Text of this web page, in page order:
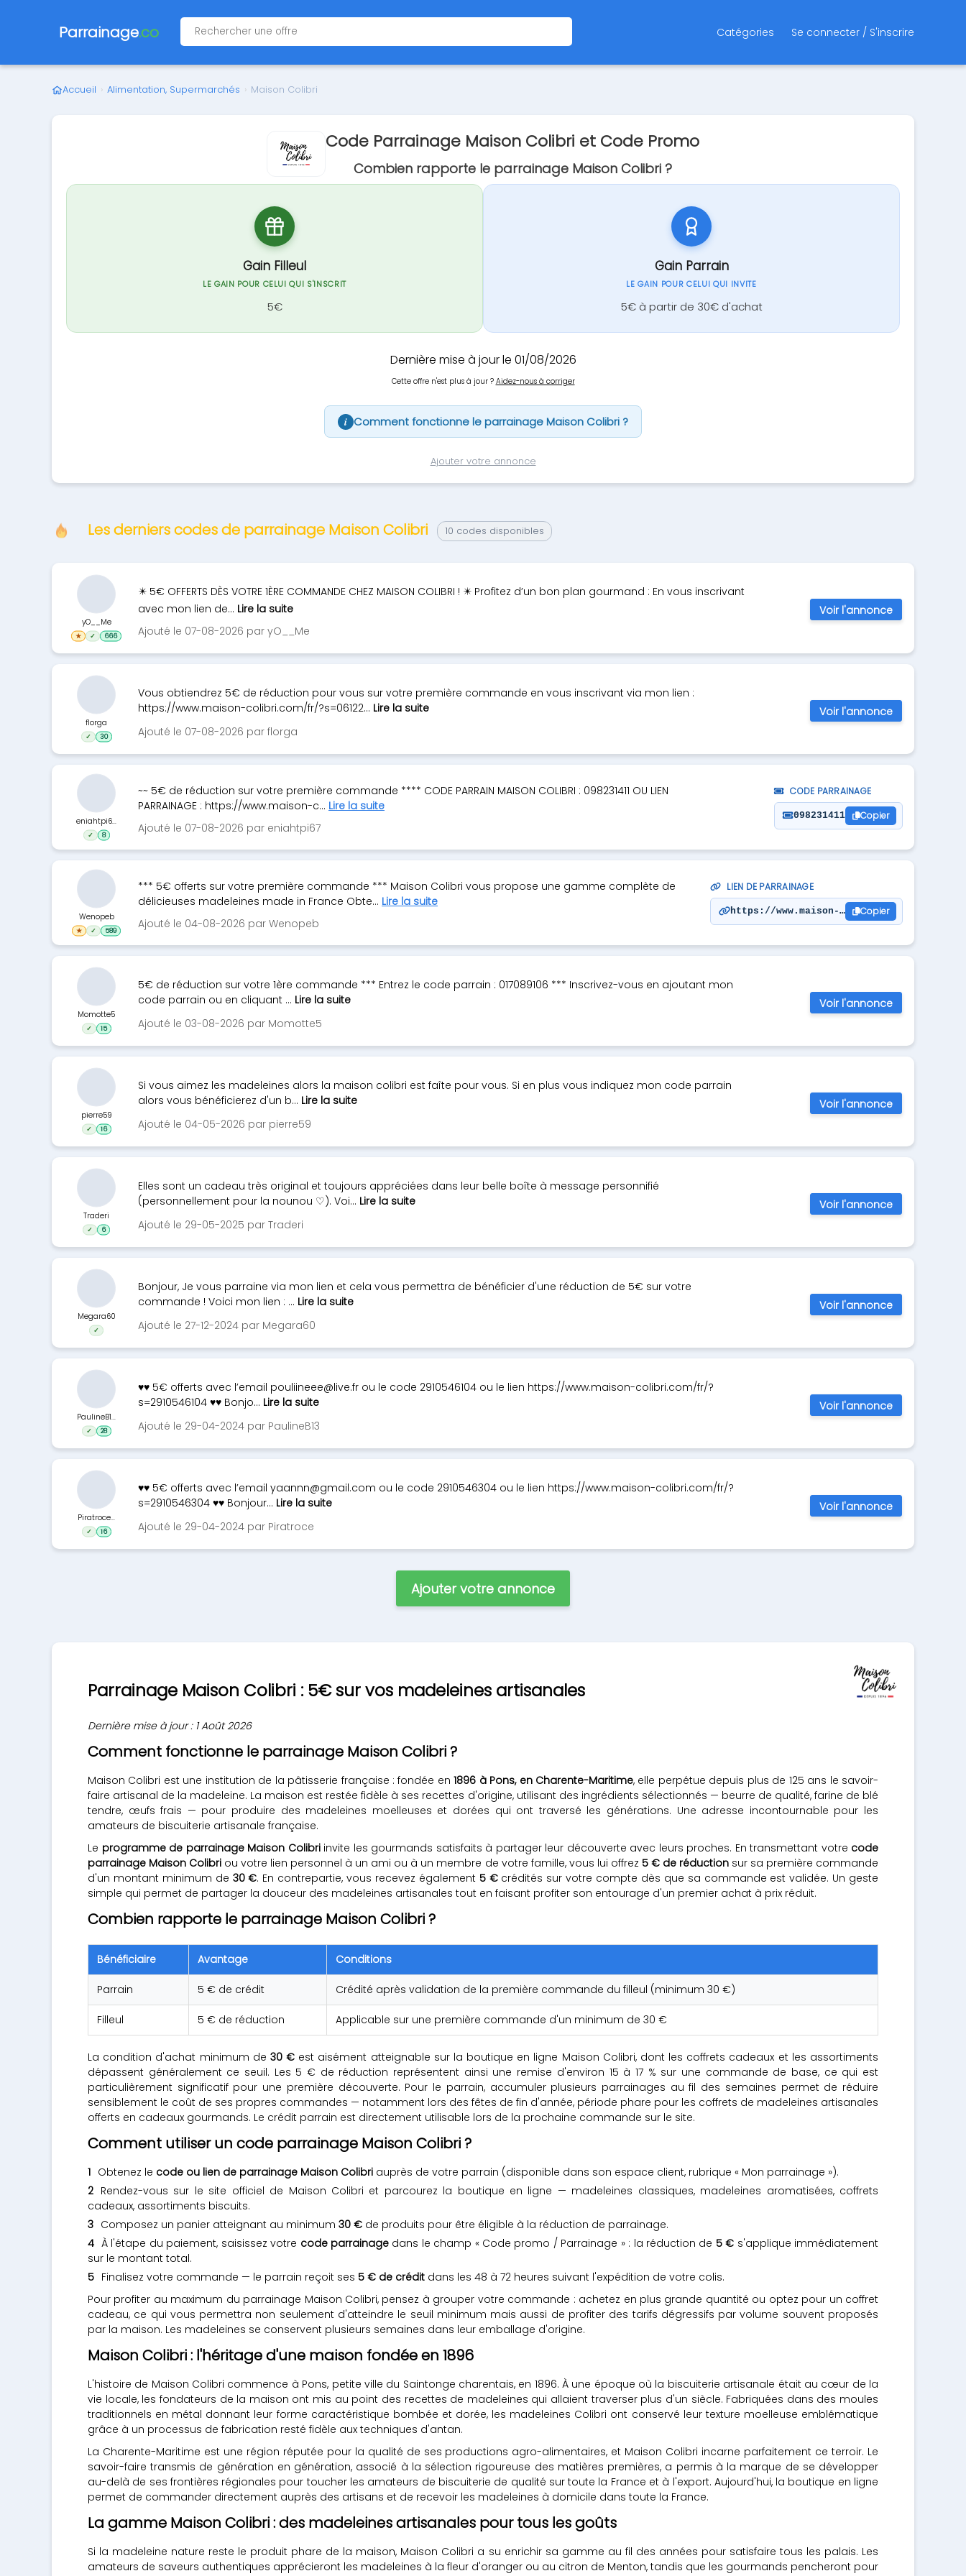
Parrainage.co Catégories Se connecter / S'inscrire
Accueil › Alimentation, Supermarchés › Maison Colibri
Code Parrainage Maison Colibri et Code Promo
Combien rapporte le parrainage Maison Colibri ?
Gain Filleul
LE GAIN POUR CELUI QUI S'INSCRIT
5€
Gain Parrain
LE GAIN POUR CELUI QUI INVITE
5€ à partir de 30€ d'achat
Dernière mise à jour le 01/08/2026
Cette offre n'est plus à jour ? Aidez-nous à corriger
i Comment fonctionne le parrainage Maison Colibri ?
Ajouter votre annonce
Les derniers codes de parrainage Maison Colibri 10 codes disponibles
✴️ 5€ OFFERTS DÈS VOTRE 1ÈRE COMMANDE CHEZ MAISON COLIBRI ! ✴️ Profitez d’un bon plan gourmand : En vous inscrivant
avec mon lien de... Lire la suite
Ajouté le 07-08-2026 par yO__Me
yO__Me
★ ✓ 666
Voir l'annonce
Vous obtiendrez 5€ de réduction pour vous sur votre première commande en vous inscrivant via mon lien :
https://www.maison-colibri.com/fr/?s=06122... Lire la suite
Ajouté le 07-08-2026 par florga
florga
✓ 30
Voir l'annonce
~~ 5€ de réduction sur votre première commande **** CODE PARRAIN MAISON COLIBRI : 098231411 OU LIEN
PARRAINAGE : https://www.maison-c... Lire la suite
Ajouté le 07-08-2026 par eniahtpi67
CODE PARRAINAGE
098231411 Copier
eniahtpi6...
✓ 8
*** 5€ offerts sur votre première commande *** Maison Colibri vous propose une gamme complète de
délicieuses madeleines made in France Obte... Lire la suite
Ajouté le 04-08-2026 par Wenopeb
LIEN DE PARRAINAGE
https://www.maison-colibri.com/fr/
Copier
Wenopeb
★ ✓ 589
5€ de réduction sur votre 1ère commande *** Entrez le code parrain : 017089106 *** Inscrivez-vous en ajoutant mon
code parrain ou en cliquant ... Lire la suite
Ajouté le 03-08-2026 par Momotte5
Momotte5
✓ 15
Voir l'annonce
Si vous aimez les madeleines alors la maison colibri est faîte pour vous. Si en plus vous indiquez mon code parrain
alors vous bénéficierez d'un b... Lire la suite
Ajouté le 04-05-2026 par pierre59
pierre59
✓ 16
Voir l'annonce
Elles sont un cadeau très original et toujours appréciées dans leur belle boîte à message personnifié
(personnellement pour la nounou ♡). Voi... Lire la suite
Ajouté le 29-05-2025 par Traderi
Traderi
✓ 6
Voir l'annonce
Bonjour, Je vous parraine via mon lien et cela vous permettra de bénéficier d'une réduction de 5€ sur votre
commande ! Voici mon lien : ... Lire la suite
Ajouté le 27-12-2024 par Megara60
Megara60
✓
Voir l'annonce
♥♥ 5€ offerts avec l’email pouliineee@live.fr ou le code 2910546104 ou le lien https://www.maison-colibri.com/fr/?
s=2910546104 ♥♥ Bonjo... Lire la suite
Ajouté le 29-04-2024 par PaulineB13
PaulineB1...
✓ 28
Voir l'annonce
♥♥ 5€ offerts avec l’email yaannn@gmail.com ou le code 2910546304 ou le lien https://www.maison-colibri.com/fr/?
s=2910546304 ♥♥ Bonjour... Lire la suite
Ajouté le 29-04-2024 par Piratroce
Piratroce...
✓ 16
Voir l'annonce
Ajouter votre annonce
Parrainage Maison Colibri : 5€ sur vos madeleines artisanales
Dernière mise à jour : 1 Août 2026
Comment fonctionne le parrainage Maison Colibri ?
Maison Colibri est une institution de la pâtisserie française : fondée en1896 à Pons, en Charente-Maritime, elle perpétue depuis plus de 125 ans le savoir-
faire artisanal de la madeleine. La maison est restée fidèle à ses recettes d'origine, utilisant des ingrédients sélectionnés — beurre de qualité, farine de blé
tendre, œufs frais — pour produire des madeleines moelleuses et dorées qui ont traversé les générations. Une adresse incontournable pour les
amateurs de biscuiterie artisanale française.
Le programme de parrainage Maison Colibriinvite les gourmands satisfaits à partager leur découverte avec leurs proches. En transmettant votre code
parrainage Maison Colibri ou votre lien personnel à un ami ou à un membre de votre famille, vous lui offrez 5 € de réductionsur sa première commande
d'un montant minimum de 30 €. En contrepartie, vous recevez également 5 €crédités sur votre compte dès que sa commande est validée. Un geste
simple qui permet de partager la douceur des madeleines artisanales tout en faisant profiter son entourage d'un premier achat à prix réduit.
Combien rapporte le parrainage Maison Colibri ?
Bénéficiaire Avantage Conditions
Parrain 5 € de crédit Crédité après validation de la première commande du filleul (minimum 30 €)
Filleul 5 € de réduction Applicable sur une première commande d'un minimum de 30 €
La condition d'achat minimum de 30 € est aisément atteignable sur la boutique en ligne Maison Colibri, dont les coffrets cadeaux et les assortiments
dépassent généralement ce seuil. Les 5 € de réduction représentent ainsi une remise d'environ 15 à 17 % sur une commande de base, ce qui est
particulièrement significatif pour une première découverte. Pour le parrain, accumuler plusieurs parrainages au fil des semaines permet de réduire
sensiblement le coût de ses propres commandes — notamment lors des fêtes de fin d'année, période phare pour les coffrets de madeleines artisanales
offerts en cadeaux gourmands. Le crédit parrain est directement utilisable lors de la prochaine commande sur le site.
Comment utiliser un code parrainage Maison Colibri ?
Obtenez le code ou lien de parrainage Maison Colibri auprès de votre parrain (disponible dans son espace client, rubrique « Mon parrainage »).
Rendez-vous sur le site officiel de Maison Colibri et parcourez la boutique en ligne — madeleines classiques, madeleines aromatisées, coffrets
cadeaux, assortiments biscuits.
Composez un panier atteignant au minimum 30 € de produits pour être éligible à la réduction de parrainage.
À l'étape du paiement, saisissez votre code parrainagedans le champ « Code promo / Parrainage » : la réduction de 5 € s'applique immédiatement
sur le montant total.
Finalisez votre commande — le parrain reçoit ses 5 € de crédit dans les 48 à 72 heures suivant l'expédition de votre colis.
Pour profiter au maximum du parrainage Maison Colibri, pensez à grouper votre commande : achetez en plus grande quantité ou optez pour un coffret
cadeau, ce qui vous permettra non seulement d'atteindre le seuil minimum mais aussi de profiter des tarifs dégressifs par volume souvent proposés
par la maison. Les madeleines se conservent plusieurs semaines dans leur emballage d'origine.
Maison Colibri : l'héritage d'une maison fondée en 1896
L'histoire de Maison Colibri commence à Pons, petite ville du Saintonge charentais, en 1896. À une époque où la biscuiterie artisanale était au cœur de la
vie locale, les fondateurs de la maison ont mis au point des recettes de madeleines qui allaient traverser plus d'un siècle. Fabriquées dans des moules
traditionnels en métal donnant leur forme caractéristique bombée et dorée, les madeleines Colibri ont conservé leur texture moelleuse emblématique
grâce à un processus de fabrication resté fidèle aux techniques d'antan.
La Charente-Maritime est une région réputée pour la qualité de ses productions agro-alimentaires, et Maison Colibri incarne parfaitement ce terroir. Le
savoir-faire transmis de génération en génération, associé à la sélection rigoureuse des matières premières, a permis à la marque de se développer
au-delà de ses frontières régionales pour toucher les amateurs de biscuiterie de qualité sur toute la France et à l'export. Aujourd'hui, la boutique en ligne
permet de commander directement auprès des artisans et de recevoir les madeleines à domicile dans toute la France.
La gamme Maison Colibri : des madeleines artisanales pour tous les goûts
Si la madeleine nature reste le produit phare de la maison, Maison Colibri a su enrichir sa gamme au fil des années pour satisfaire tous les palais. Les
amateurs de saveurs authentiques apprécieront les madeleines à la fleur d'oranger ou au citron de Menton, tandis que les gourmands pencheront pour